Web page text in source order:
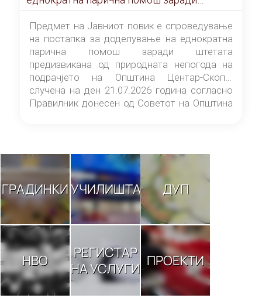
штетата предизвикана од природната
непогода на подрачјето на Општина
Центар-Скопје случена на ден 21.07.2026
година
Предмет на Јавниот повик е спроведување
на постапка за доделување на еднократна
парична помош заради штетата
предизвикана од природната непогода на
подрачјето на Општина Центар-Скопје
случена на ден 21.07.2026 година согласно
Правилник донесен од Советот на Општина
ГРАДИНКИУЧИЛИШТА ДУП
НВО
РЕГИСТАР
НА УСЛУГИ ПРОЕКТИ